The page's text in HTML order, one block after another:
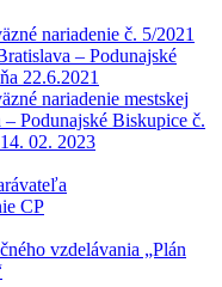
nariadenie č. 5/2021
– Podunajské
22.6.2021
nariadenie mestskej
– Podunajské Biskupice č.
02. 2023
CP
vzdelávania „Plán